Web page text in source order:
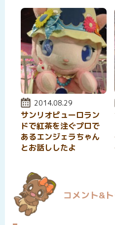
投稿日:
2014.08.29
サンリオピューロラン
ドで紅茶を注ぐプロで
あるエンジェラちゃん
とお話ししたよ
コメント&